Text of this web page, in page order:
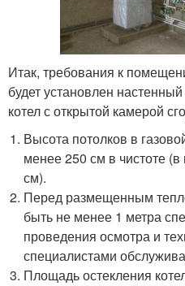
Итак, требования к
будет установлен
котел с открытой камерой
Высота потолков в
менее 250 см в чистоте
см).
Перед размещенным
быть не менее 1 метра
проведения осмотра и
специалистами
Площадь остекления